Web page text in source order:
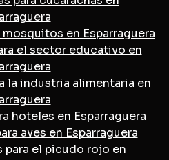
en Esparraguera
el sector educativo en
la industria alimentaria en
hoteles en Esparraguera
aves en Esparraguera
para el picudo rojo en